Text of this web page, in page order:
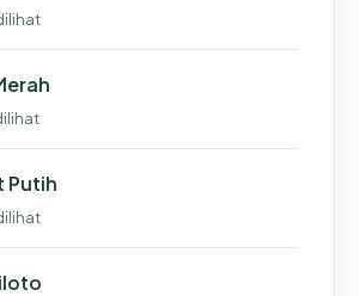
Putih